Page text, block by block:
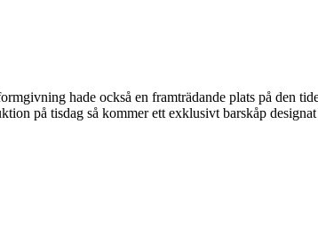
hade också en framträdande plats på den
på tisdag så kommer ett exklusivt barskåp